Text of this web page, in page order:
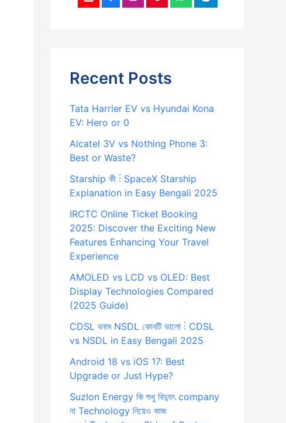
Recent Posts
Tata Harrier EV vs Hyundai Kona
EV: Hero or 0
Alcatel 3V vs Nothing Phone 3:
Best or Waste?
Starship কী ⋮ SpaceX Starship
Explanation in Easy Bengali 2025
IRCTC Online Ticket Booking
2025: Discover the Exciting New
Features Enhancing Your Travel
Experience
AMOLED vs LCD vs OLED: Best
Display Technologies Compared
(2025 Guide)
CDSL বনাম NSDL কোনটি ভালো ⋮ CDSL
vs NSDL in Easy Bengali 2025
Android 18 vs iOS 17: Best
Upgrade or Just Hype?
Suzlon Energy কি শুধু বিদ্যুৎ company
না Technology নিয়েও কাজ